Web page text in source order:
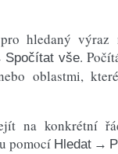
hledaný výraz
Spočítat vše.
oblastmi,
na konkrétní
pomocí Hledat →